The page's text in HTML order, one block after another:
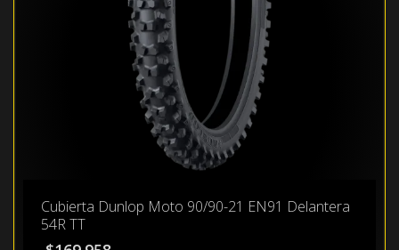
Cubierta Dunlop Moto 90/90-21 EN91 Delantera
54R TT